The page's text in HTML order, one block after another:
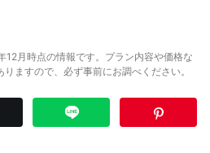
月時点の情報です。プラン内容や価格な
ますので、必ず事前にお調べください。